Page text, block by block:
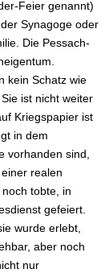
Feier genannt)
Synagoge oder
Die Pessach-
kein Schatz wie
ist nicht weiter
Kriegspapier ist
in dem
vorhanden sind,
realen
tobte, in
gefeiert.
wurde erlebt,
aber noch
nur